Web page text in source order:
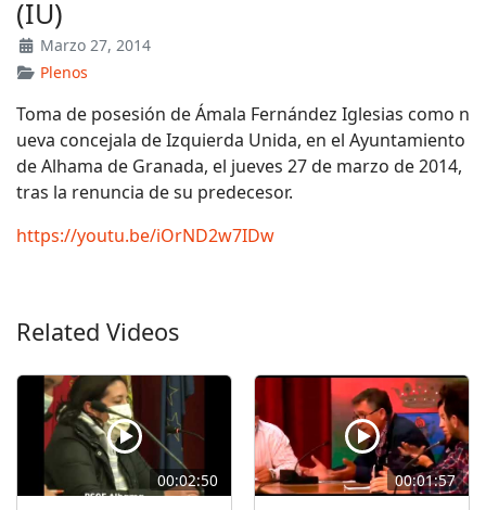
(IU)
Marzo 27, 2014
Plenos
Toma de posesión de Ámala Fernández Iglesias como n
ueva concejala de Izquierda Unida, en el Ayuntamiento
de Alhama de Granada, el jueves 27 de marzo de 2014,
tras la renuncia de su predecesor.
https://youtu.be/iOrND2w7IDw
Related Videos
00:02:50 00:01:57